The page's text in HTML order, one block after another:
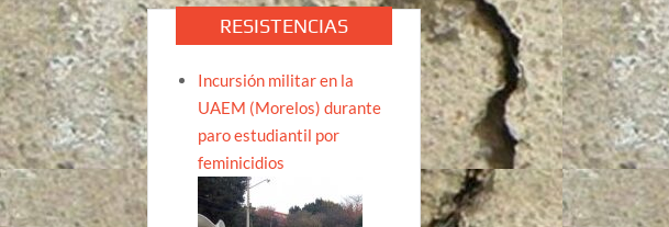
RESISTENCIAS
Incursión militar en la
UAEM (Morelos) durante
paro estudiantil por
feminicidios